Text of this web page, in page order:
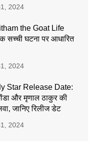
2024
the Goat Life
सच्ची घटना पर आधारित
2024
Star Release Date:
और मृणाल ठाकुर की
जानिए रिलीज डेट
2024